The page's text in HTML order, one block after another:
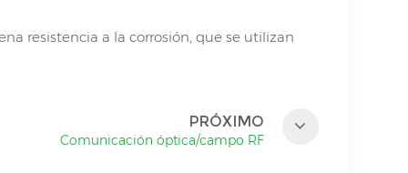
resistencia a la corrosión, que se utilizan
PRÓXIMO
Comunicación óptica/campo RF